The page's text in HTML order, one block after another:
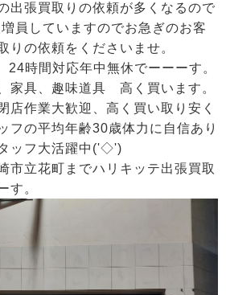
出張買取りの依頼が多くなるので
員していますのでお急ぎのお客
りの依頼をくださいませ。
時間対応年中無休でーーーす。
家具、趣味道具 高く買います。
作業大歓迎、高く買い取り安く
フの平均年齢30歳体力に自信あり
ッフ大活躍中('◇')ゞ
市立花町までハリキッテ出張買取
す。